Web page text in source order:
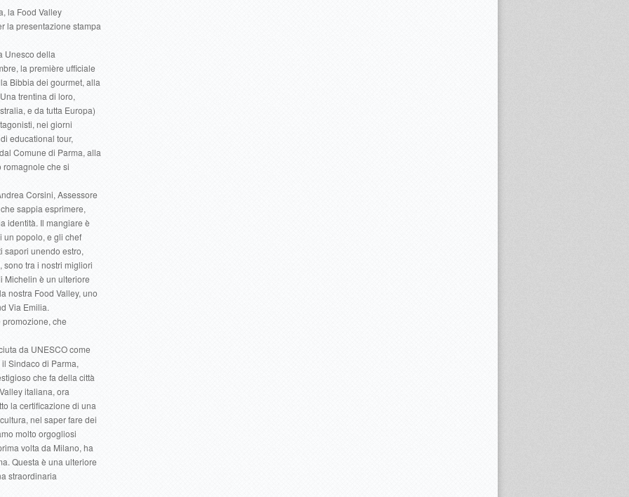
la Food Valley
la presentazione stampa
Unesco della
la première ufficiale
Bibbia dei gourmet, alla
trentina di loro,
e da tutta Europa)
nei giorni
educational tour,
Comune di Parma, alla
romagnole che si
Corsini, Assessore
sappia esprimere,
identità. Il mangiare è
un popolo, e gli chef
sapori unendo estro,
tra i nostri migliori
Michelin è un ulteriore
nostra Food Valley, uno
Via Emilia.
che
da UNESCO come
Sindaco di Parma,
che fa della città
italiana, ora
la certificazione di una
nel saper fare dei
molto orgogliosi
volta da Milano, ha
Questa è una ulteriore
straordinaria